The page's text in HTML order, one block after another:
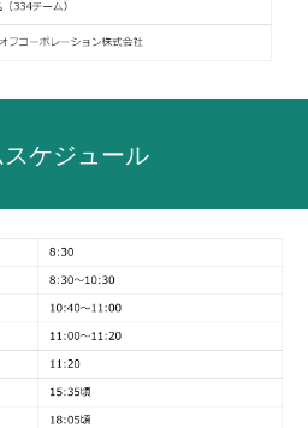
スケジュール